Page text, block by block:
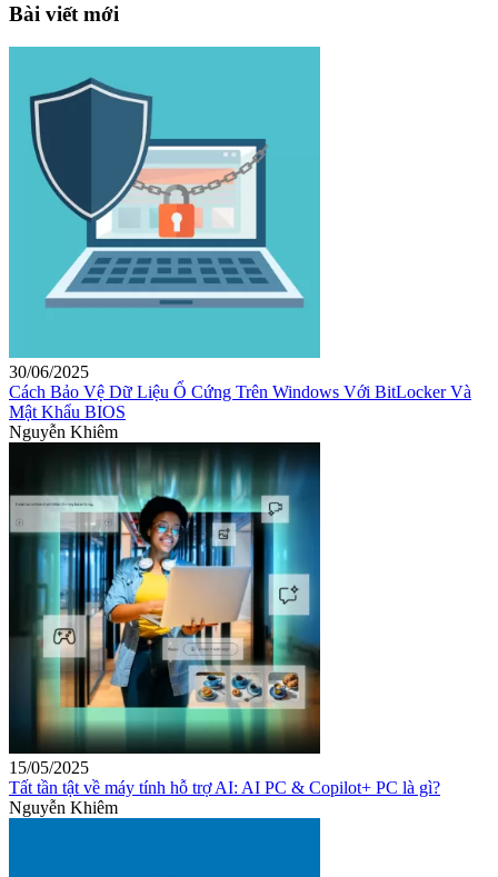
Bài viết mới
30/06/2025
Cách Bảo Vệ Dữ Liệu Ổ Cứng Trên Windows Với BitLocker Và
Mật Khẩu BIOS
Nguyễn Khiêm
15/05/2025
Tất tần tật về máy tính hỗ trợ AI: AI PC & Copilot+ PC là gì?
Nguyễn Khiêm